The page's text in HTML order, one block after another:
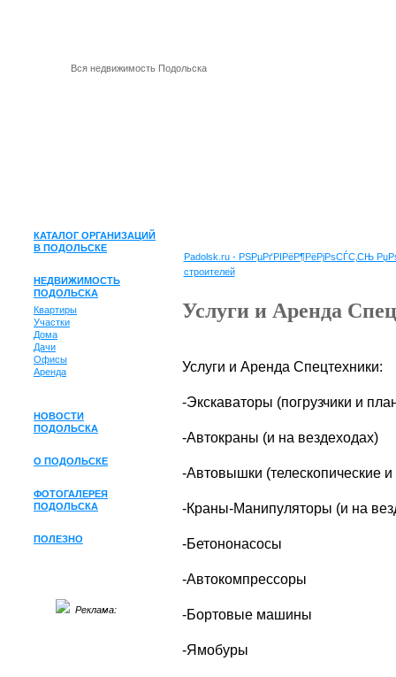
Вся недвижимость Подольска
КАТАЛОГ ОРГАНИЗАЦИЙ
В ПОДОЛЬСКЕ
НЕДВИЖИМОСТЬ
ПОДОЛЬСКА
Квартиры
Участки
Дома
Дачи
Офисы
Аренда
НОВОСТИ
ПОДОЛЬСКА
О ПОДОЛЬСКЕ
ФОТОГАЛЕРЕЯ
ПОДОЛЬСКА
ПОЛЕЗНО
Реклама:
Padolsk.ru - РЅРµРґРІРёР¶РёРјРѕСЃС‚СЊ
строителей
Услуги и Аренда
Услуги и Аренда Спецтехники:
-Экскаваторы (погрузчики и
-Автокраны (и на вездеходах)
-Автовышки (телескопические
-Краны-Манипуляторы (и на
-Бетононасосы
-Автокомпрессоры
-Бортовые машины
-Ямобуры